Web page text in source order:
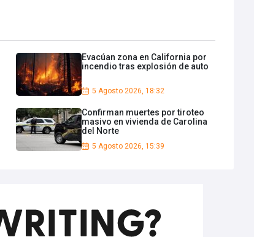
Evacúan zona en California por
incendio tras explosión de auto
5 Agosto 2026, 18:32
Confirman muertes por tiroteo
masivo en vivienda de Carolina
del Norte
5 Agosto 2026, 15:39